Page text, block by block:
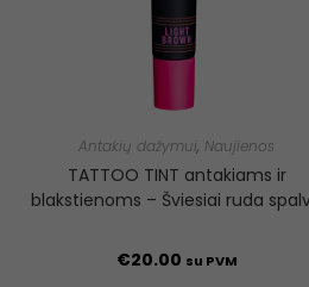
Antakių dažymui, Naujienos
TATTOO TINT antakiams ir
blakstienoms – Šviesiai ruda
€20.00 su PVM